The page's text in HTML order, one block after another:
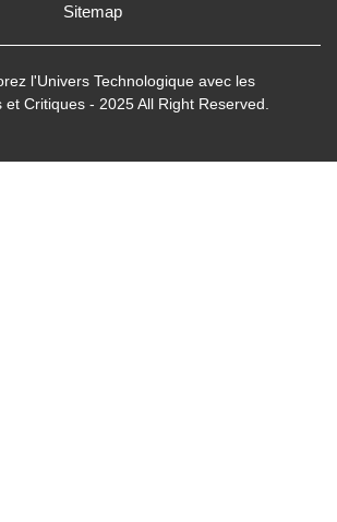
Sitemap
l'Univers Technologique avec les
Critiques - 2025 All Right Reserved.